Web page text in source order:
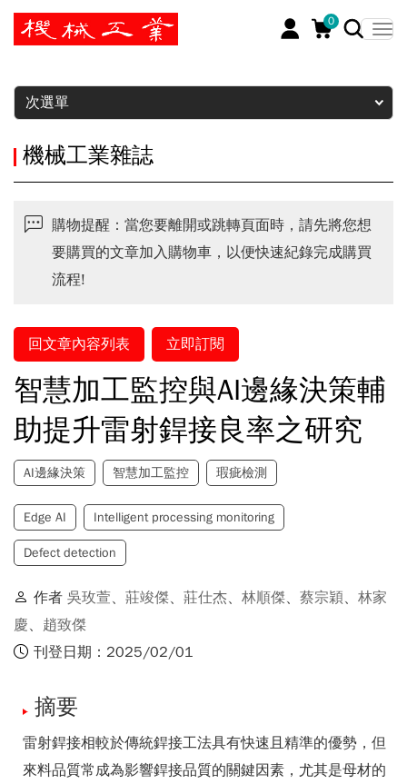
0
暫停
次選單
機械工業雜誌
購物提醒：當您要離開或跳轉頁面時，請先將您想
要購買的文章加入購物車，以便快速紀錄完成購買
流程!
回文章內容列表 立即訂閱
智慧加工監控與AI邊緣決策輔
助提升雷射銲接良率之研究
AI邊緣決策 智慧加工監控 瑕疵檢測
Edge AI Intelligent processing monitoring
Defect detection
作者 吳玫萱、 莊竣傑、 莊仕杰、 林順傑、 蔡宗穎、 林家
慶、 趙致傑
刊登日期：2025/02/01
摘要
雷射銲接相較於傳統銲接工法具有快速且精準的優勢，但
來料品質常成為影響銲接品質的關鍵因素，尤其是母材的